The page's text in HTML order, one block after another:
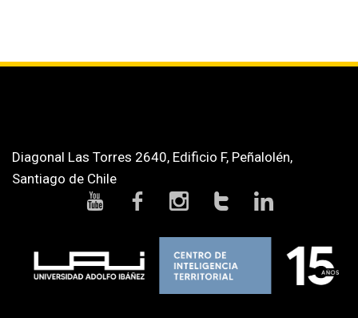
Diagonal Las Torres 2640, Edificio F, Peñalolén,
Santiago de Chile